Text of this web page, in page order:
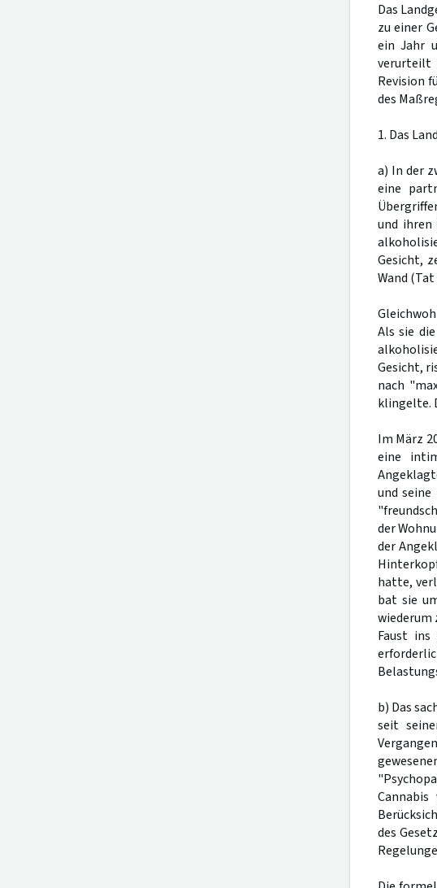
Das
zu einer
ein Jahr
verurteilt
Revision
des
1. Das
a) In der
eine
und ihren
Gesicht,
Wand (Tat
Als sie
Gesicht,
nach
klingelte.
Im März
eine
und
der
der
hatte,
bat sie
wiederum
Faust
b) Das
seit
des